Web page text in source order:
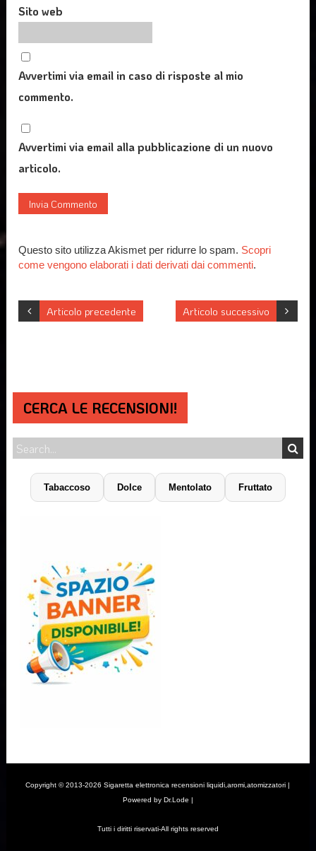
Sito web
Avvertimi via email in caso di risposte al mio
commento.
Avvertimi via email alla pubblicazione di un nuovo
articolo.
Questo sito utilizza Akismet per ridurre lo spam. Scopri
come vengono elaborati i dati derivati dai commenti.
Articolo successivo
Articolo precedente
CERCA LE RECENSIONI!
Tabaccoso Dolce Mentolato Fruttato
Copyright © 2013-2026 Sigaretta elettronica recensioni liquidi,aromi,atomizzatori |
Powered by Dr.Lode |
Tutti i diritti riservati-All rights reserved